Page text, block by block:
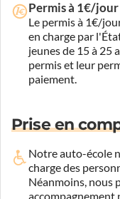
Permis à 1€/jour
Le permis à 1€/
en charge par
jeunes de 15 à 25
permis et leur
paiement.
Prise en
Notre auto-école
charge des
Néanmoins, nous
accompagnement